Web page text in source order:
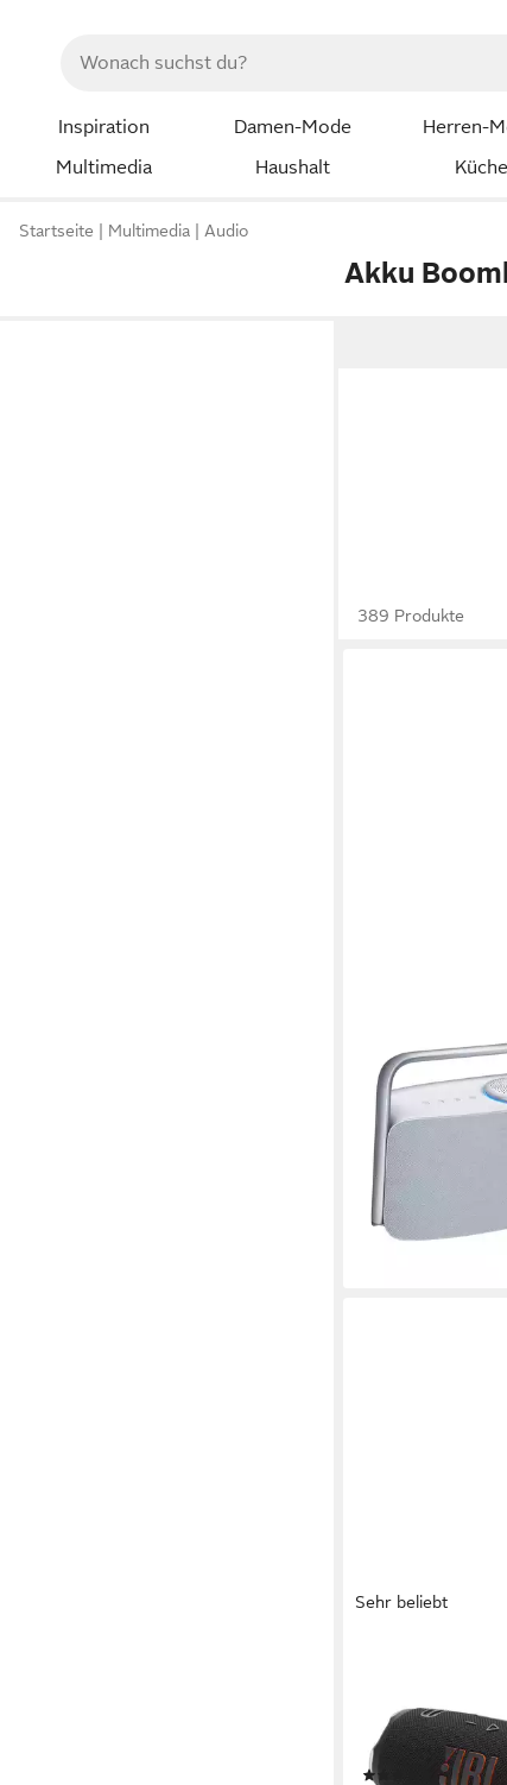
Inspiration Damen-Mode Herren-
Multimedia
Haushalt Küche
Startseite Multimedia Audio
Akku
389 Produkte
Lautsprecher 80
Speaker
A2DP/AVRCP
80 W
139,00 €
12,70 €
-54%
lieferbar - in 4-5
Sehr beliebt
Bluetooth
45 W
1,37 kg Gewicht
(138)